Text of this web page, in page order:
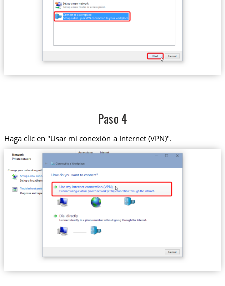
Paso 4
Haga clic en "Usar mi conexión a Internet (VPN)".